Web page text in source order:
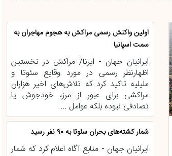
اولین واکنش رسمی مراکش به هجوم مهاجران به
سمت اسپانیا
ایرانیان جهان - ایرنا/ مراکش در نخستین
اظهارنظر رسمی در مورد وقایع سئوتا و
ملیلیه تاکید کرد که تلاش‌های اخیر هزاران
مراکشی برای عبور از مرز، خودجوش یا
تصادفی نبوده بلکه عوامل ...
شمار کشته‌های بحران سئوتا به ۹۰ نفر رسید
ایرانیان جهان - منابع آگاه اعلام کرد که شمار